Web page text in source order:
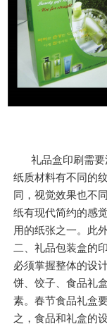
礼品盒印刷需
纸质材料有不同的
同，视觉效果也不
纸有现代简约的感
用的纸张之一。此
二、礼品包装盒的
必须掌握整体的设
饼、饺子、食品礼
素。春节食品礼盒
之，食品和礼盒的